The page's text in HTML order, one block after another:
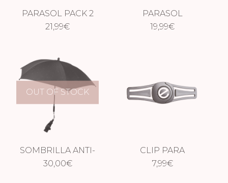
PARASOL PACK 2
21,99€
PARASOL
ENROLLABLE-
19,99€
OUT OF STOCK
SOMBRILLA ANTI-
UV UNIVERSAL
30,00€
CLIP PARA
CINTURON DE
7,99€